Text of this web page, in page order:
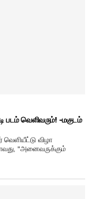
படம் வெளிவரும்! -மகுடம்
வெளியீட்டு விழா